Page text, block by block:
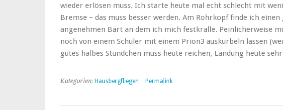
wieder erlösen muss. Ich starte heute mal echt schlecht mit
Bremse – das muss besser werden. Am Rohrkopf finde ich einen
angenehmen Bart an dem ich mich festkralle. Peinlicherweise
noch von einem Schüler mit einem Prion3 auskurbeln lassen
gutes halbes Stündchen muss heute reichen, Landung heute
Kategorien: Hausbergfliegen Permalink